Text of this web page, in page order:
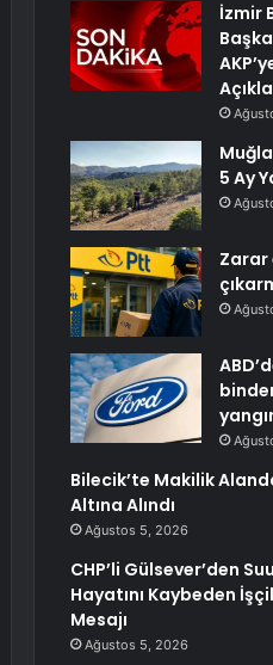
İzmir
5 Ay
Zarar
Bilecik’te Makilik
Altına Alındı
Ağustos 5, 2026
CHP’li Gülsever’den
Hayatını Kaybeden
Mesajı
Ağustos 5, 2026